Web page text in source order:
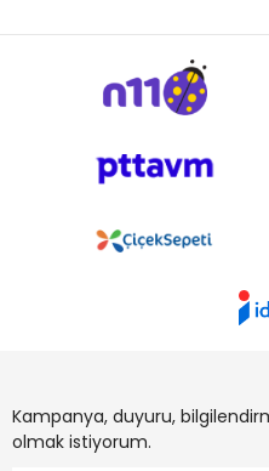
Kampanya, duyuru,
olmak istiyorum.